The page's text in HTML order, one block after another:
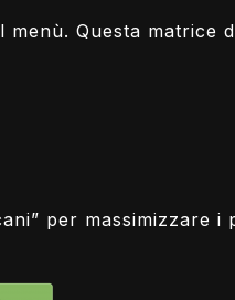
Questa matrice
per massimizzare